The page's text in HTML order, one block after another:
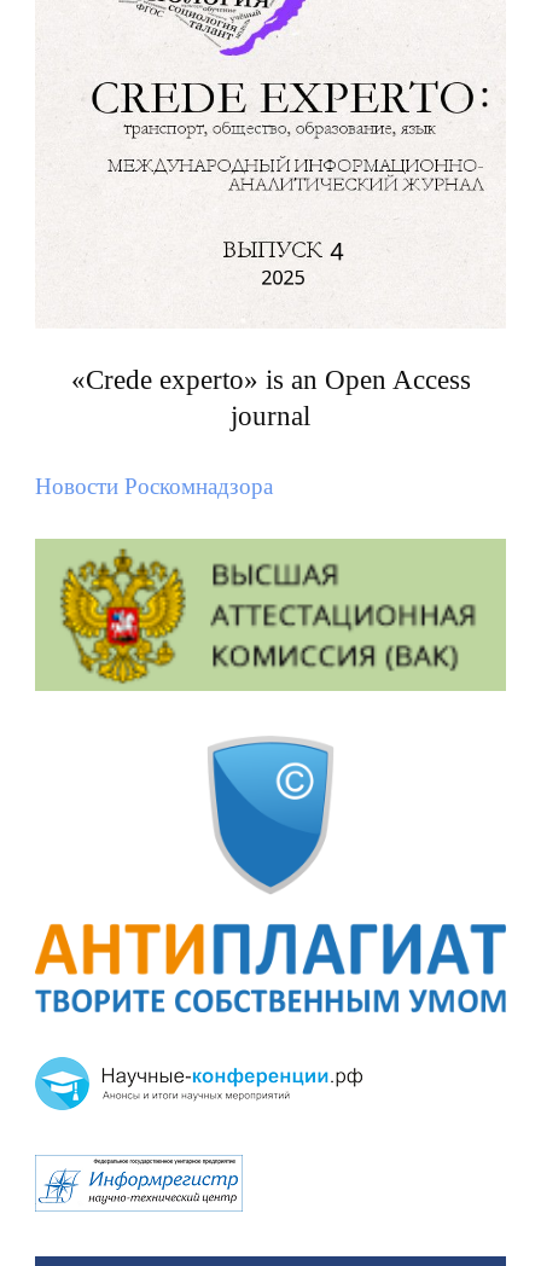
«Crede experto» is an Open Access
journal
Новости Роскомнадзора